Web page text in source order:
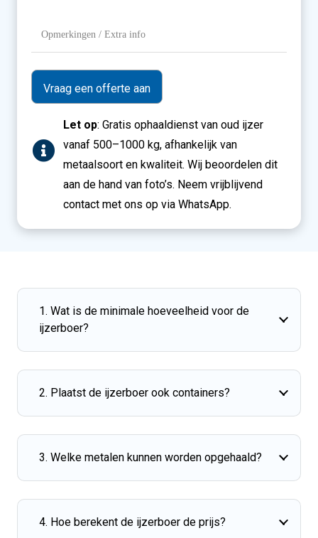
Extra
info
Let op: Gratis ophaaldienst van oud ijzer
vanaf 500–1000 kg, afhankelijk van
metaalsoort en kwaliteit. Wij beoordelen dit
aan de hand van foto’s. Neem vrijblijvend
contact met ons op via WhatsApp.
1. Wat is de minimale hoeveelheid voor de
ijzerboer?
2. Plaatst de ijzerboer ook containers?
3. Welke metalen kunnen worden opgehaald?
4. Hoe berekent de ijzerboer de prijs?